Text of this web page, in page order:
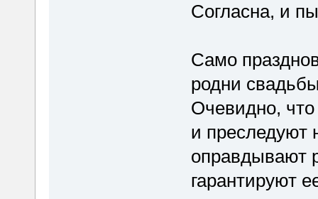
Согласна, и
Само
родни
Очевидно,
и преследуют
оправдывают
гарантируют